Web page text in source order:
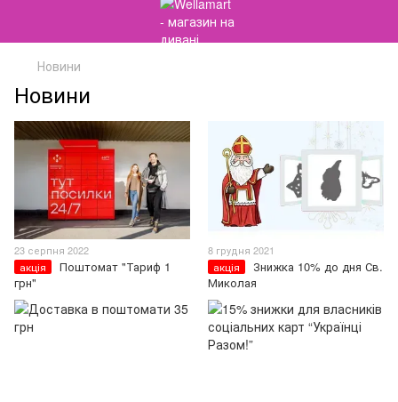
Новини
Новини
23 серпня 2022
акція
Поштомат "Тариф 1
грн"
8 грудня 2021
акція
Знижка 10% до дня Св.
Миколая